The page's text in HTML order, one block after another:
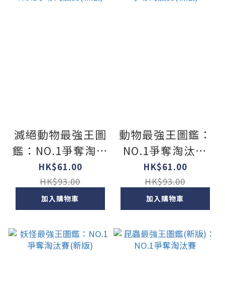
滅絕動物最強王圖
鑑：NO.1爭奪淘汰
賽(新版)
HK$61.00
HK$93.00
加入購物車
動物最強王圖鑑：
NO.1爭奪淘汰賽
(新版)
HK$61.00
HK$93.00
加入購物車